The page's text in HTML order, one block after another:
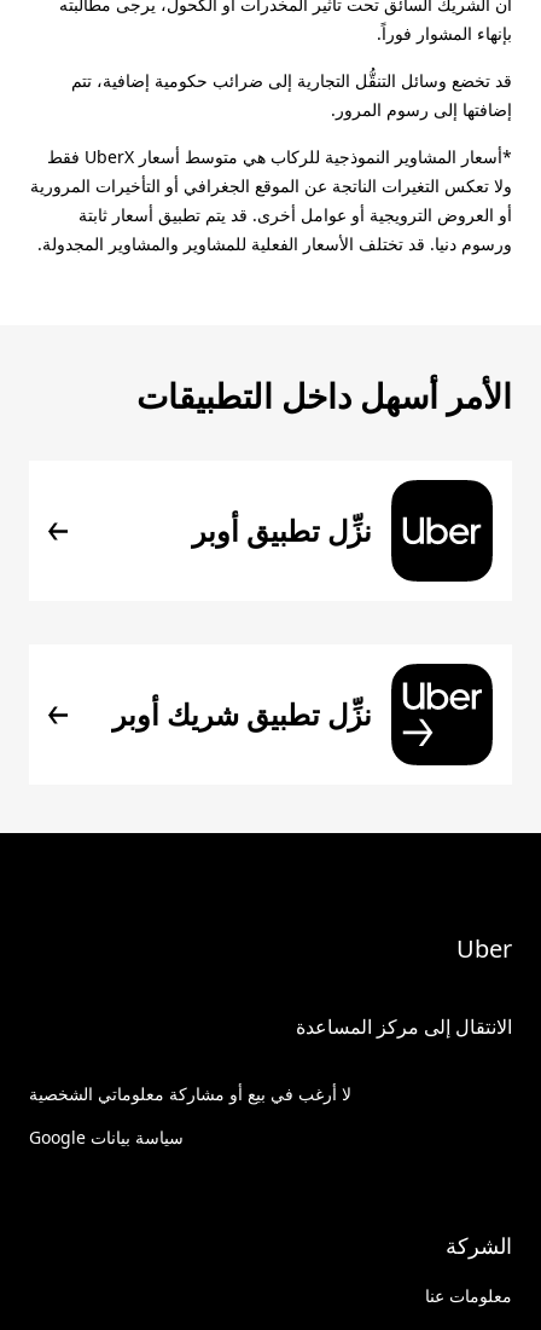
أن الشريك السائق تحت تأثير المخدرات أو الكحول، يرجى مطالبته
بإنهاء المشوار فوراً.
قد تخضع وسائل التنقُّل التجارية إلى ضرائب حكومية إضافية، تتم
إضافتها إلى رسوم المرور.
*أسعار المشاوير النموذجية للركاب هي متوسط أسعار UberX فقط
ولا تعكس التغيرات الناتجة عن الموقع الجغرافي أو التأخيرات المرورية
أو العروض الترويجية أو عوامل أخرى. قد يتم تطبيق أسعار ثابتة
ورسوم دنيا. قد تختلف الأسعار الفعلية للمشاوير والمشاوير المجدولة.
الأمر أسهل داخل التطبيقات
نزِّل تطبيق أوبر
نزِّل تطبيق شريك أوبر
Uber
الانتقال إلى مركز المساعدة
لا أرغب في بيع أو مشاركة معلوماتي الشخصية
سياسة بيانات Google
الشركة
معلومات عنا